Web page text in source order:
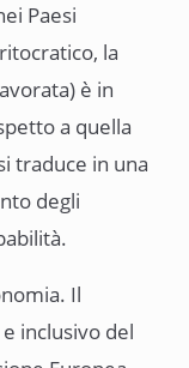
Paesi
la
è in
a quella
traduce in una
degli
Il
inclusivo del